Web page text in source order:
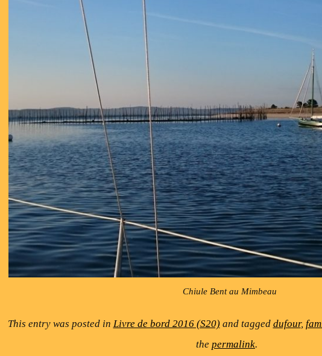
Chiule Bent au Mimbeau
This entry was posted in Livre de bord 2016 (S20)and tagged dufour,
the permalink.